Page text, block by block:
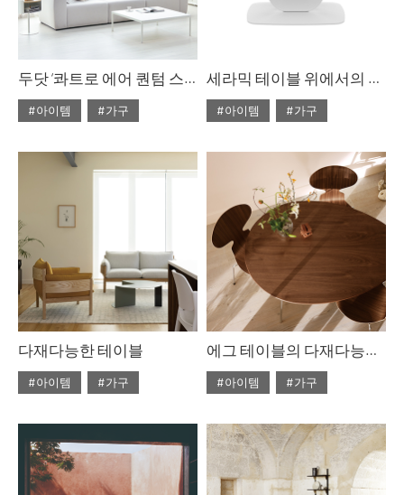
두닷 ‘콰트로 에어 퀀텀 스퀘어 페닉스 소파 테이블
#아이템
#가구
#ISSUE283
세라믹 테이블 위에서의 만찬
#아이템
#가구
#테이블
다재다능한 테이블
#아이템
#가구
에그 테이블의 다재다능한 아름다움
#아이템
#가구
#ISSUE265
#테이블